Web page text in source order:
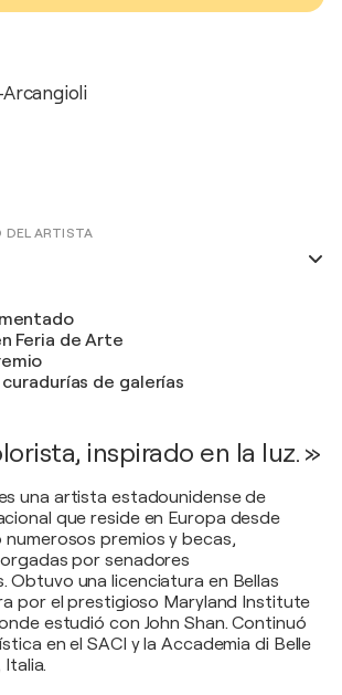
DEL ARTISTA
Feria de Arte
de galerías
inspirado en la luz. »
una artista estadounidense de
que reside en Europa desde
numerosos premios y becas,
por senadores
Obtuvo una licenciatura en Bellas
por el prestigioso Maryland Institute
estudió con John Shan. Continuó
en el SACI y la Accademia di Belle